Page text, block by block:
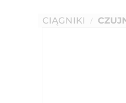
CIĄGNIKI /